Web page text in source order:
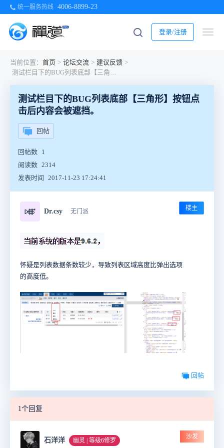
统一服务热线 4006-8899-23
登录/注册
当前位置： 首页 > 论坛交流 > 建议反馈 >
测试栏目下的BUG列表底部【三角形】按钮点击后内容会被遮挡。
测试栏目下的BUG列表底部【三角形】按钮点
击后内容会被遮挡。
回帖
回帖数 1
阅读数 2314
发表时间
2017-11-23 17:24:41
🎺 Dr.csy 无门派 楼主
怀疑是列表数据条数较少，导致列表区域高度比弹出选项
的高度低。
回帖
1个回复
石洋洋 幽灵 | 等级6修罗
沙发